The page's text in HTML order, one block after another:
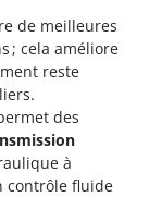
de meilleures
; cela améliore
reste
des
à
contrôle fluide